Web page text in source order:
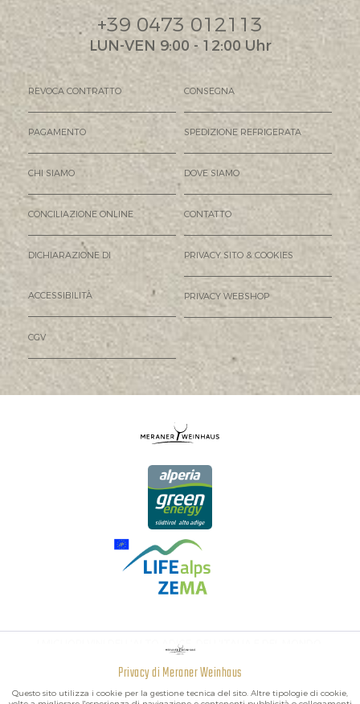
+39 0473 012113
LUN-VEN 9:00 - 12:00 Uhr
REVOCA CONTRATTO CONSEGNA
PAGAMENTO SPEDIZIONE REFRIGERATA
CHI SIAMO DOVE SIAMO
CONCILIAZIONE ONLINE CONTATTO
DICHIARAZIONE DI
ACCESSIBILITÀ
PRIVACY SITO & COOKIES
PRIVACY WEBSHOP
CGV
I MIGLIORI VINI DELL'ALTO ADIGE, DELL'ITALIA E DEL MONDO.
Privacy di Meraner Weinhaus
Questo sito utilizza i cookie per la gestione tecnica del sito. Altre tipologie di cookie,